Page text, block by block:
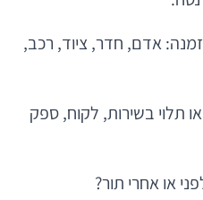
אדם, חדר, ציוד, רכב,
תלוי בשירות, לקוח, ספק
או אחרי תור?